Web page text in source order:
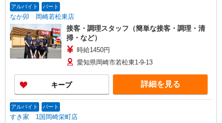
アルバイト パート
なか卯 岡崎若松東店
接客・調理スタッフ（簡単な接客・調理・清
掃・など）
時給1450円
愛知県岡崎市若松東1-9-13
キープ 詳細を見る
アルバイト パート
すき家 1国岡崎栄町店